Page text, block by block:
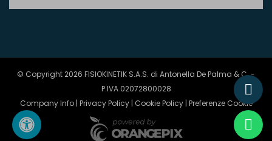
© Copyright 2026 FISIOKINETIK S.A.S. di Antonella De Palma & C. -
P.IVA 02072800028
Company Info| Privacy Policy| Cookie Policy| Preferenze Cookie